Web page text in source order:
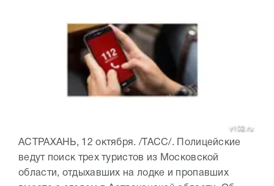
АСТРАХАНЬ, 12 октября. /ТАСС/. Полицейские
ведут поиск трех туристов из Московской
области, отдыхавших на лодке и пропавших